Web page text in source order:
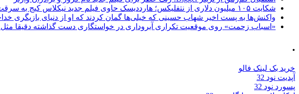
شکایت ۱۰۵ میلیون دلاری از نتفلیکس؛ هارددیسک حاوی فیلم جدید نیکلاس کیج به سرقت رفت
واکنش‌ها به پست اخیر شهاب حسینی که خیلی‌ها گمان کردند که او از دنیای بازیگری
«اسباب زحمت» روی موقعیت تکراری آبروداری در خواستگاری دست گذاشته دقیقا مثل «پایتخت7» |
.
خرید بک لینک فالو
آپدیت نود 32
پسورد نود 32